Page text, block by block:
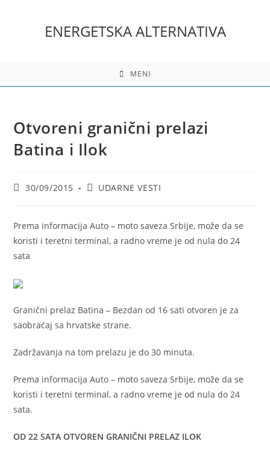
ENERGETSKA ALTERNATIVA
MENI
Otvoreni granični prelazi
Batina i Ilok
Post30/09/2015
PostUDARNE VESTI
Prema informacija Auto – moto saveza Srbije, može da se
koristi i teretni terminal, a radno vreme je od nula do 24
sata
Granični prelaz Batina – Bezdan od 16 sati otvoren je za
saobraćaj sa hrvatske strane.
Zadržavanja na tom prelazu je do 30 minuta.
Prema informacija Auto – moto saveza Srbije, može da se
koristi i teretni terminal, a radno vreme je od nula do 24
sata.
OD 22 SATA OTVOREN GRANIČNI PRELAZ ILOK